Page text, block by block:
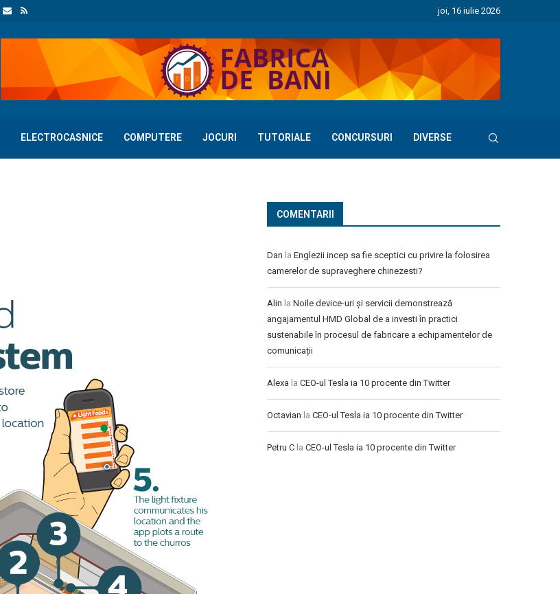
joi, 16 iulie 2026
ELECTROCASNICE COMPUTERE JOCURI TUTORIALE CONCURSURI DIVERSE
COMENTARII
Dan la Englezii incep sa fie sceptici cu privire la folosirea
camerelor de supraveghere chinezesti?
Alin la Noile device-uri și servicii demonstrează
angajamentul HMD Global de a investi în practici
sustenabile în procesul de fabricare a echipamentelor de
comunicații
Alexa la CEO-ul Tesla ia 10 procente din Twitter
Octavian la CEO-ul Tesla ia 10 procente din Twitter
Petru C la CEO-ul Tesla ia 10 procente din Twitter